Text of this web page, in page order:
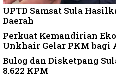
UPTD Samsat Sula
Daerah
Perkuat Kemandirian
Unkhair Gelar PKM bagi
Bulog dan Disketpang
8.622 KPM